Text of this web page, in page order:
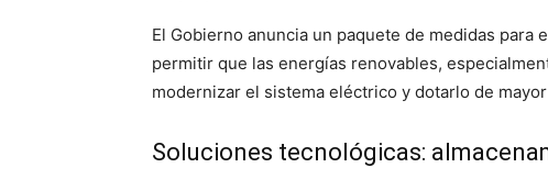
El Gobierno anuncia un paquete de medidas
permitir que las energías renovables,
modernizar el sistema eléctrico y dotarlo de
Soluciones tecnológicas: